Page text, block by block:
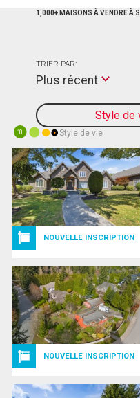
1,000+ MAISONS À VENDRE À
Style de
TRIER PAR:
Plus récent
10 Style de vie
NOUVELLE INSCRIPTION
NOUVELLE INSCRIPTION